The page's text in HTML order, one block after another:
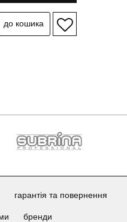
гарантія та повернення
бренди